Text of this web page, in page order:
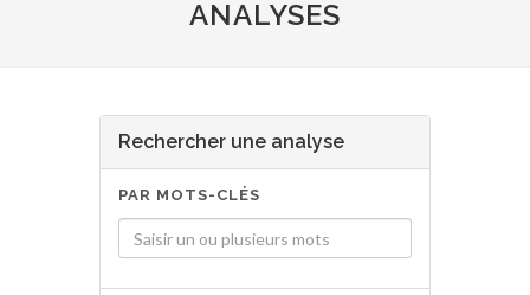
ANALYSES
Rechercher une analyse
PAR MOTS-CLÉS